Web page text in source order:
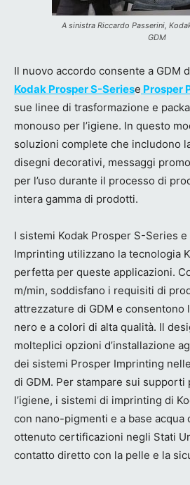
A sinistra Riccardo Passerini,
GDM
Il nuovo accordo consente a GDM
Kodak Prosper S-Seriese Prosper
sue linee di trasformazione e
monouso per l’igiene. In questo
soluzioni complete che includono
disegni decorativi, messaggi
per l’uso durante il processo di
intera gamma di prodotti.
I sistemi Kodak Prosper S-Series
Imprinting utilizzano la tecnologia
perfetta per queste applicazioni.
m/min, soddisfano i requisiti di
attrezzature di GDM e consentono
nero e a colori di alta qualità. Il
molteplici opzioni d’installazione
dei sistemi Prosper Imprinting
di GDM. Per stampare sui
l’igiene, i sistemi di imprinting di
con nano-pigmenti e a base acqua
ottenuto certificazioni negli Stati
contatto diretto con la pelle e la